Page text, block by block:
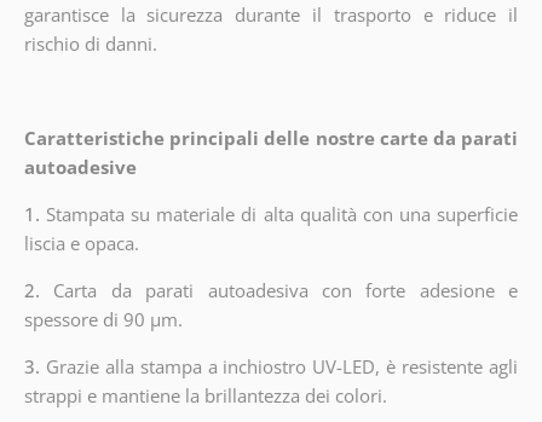
garantisce la sicurezza durante il trasporto e riduce il
rischio di danni.
Caratteristiche principali delle nostre carte da parati
autoadesive
1. Stampata su materiale di alta qualità con una superficie
liscia e opaca.
2. Carta da parati autoadesiva con forte adesione e
spessore di 90 µm.
3. Grazie alla stampa a inchiostro UV-LED, è resistente agli
strappi e mantiene la brillantezza dei colori.